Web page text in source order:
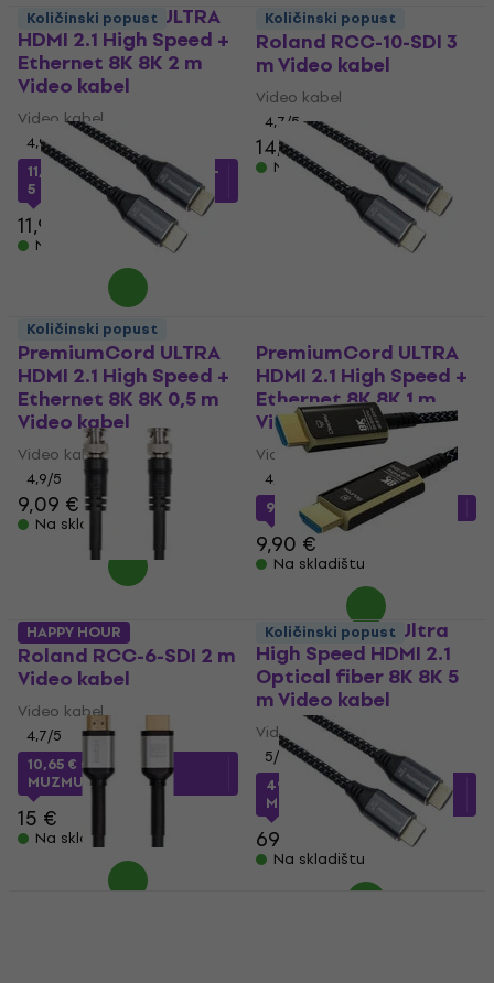
PremiumCord ULTRA
HDMI 2.1 High Speed +
Ethernet 8K 8K 2 m
Video kabel
Video kabel
4,9/5
11,29 €s kodom MUZMUZ-
5
11,90 €
Na skladištu
Roland RCC-10-SDI 3
m Video kabel
Video kabel
4,7/5
14,80 €
Na skladištu
Količinski popust
PremiumCord ULTRA
HDMI 2.1 High Speed +
Ethernet 8K 8K 0,5 m
Video kabel
Video kabel
4,9/5
9,09 €
Na skladištu
Količinski popust
PremiumCord ULTRA
HDMI 2.1 High Speed +
Ethernet 8K 8K 1 m
Video kabel
Video kabel
4,9
9,15 €s kodomMUZMUZ-5
9,90 €
Na skladištu
Količinski popust
Roland RCC-6-SDI 2 m
Video kabel
Video kabel
4,7/5
10,65 € s kodom
MUZMUZ-25
15 €
Na skladištu
PremiumCord Ultra
High Speed HDMI 2.1
Optical fiber 8K 8K 5
m Video kabel
Video kabel
5/5
49,15 €
s kodom
MUZMUZ-25
69 €
Na skladištu
HAPPY HOUR Količinski popust